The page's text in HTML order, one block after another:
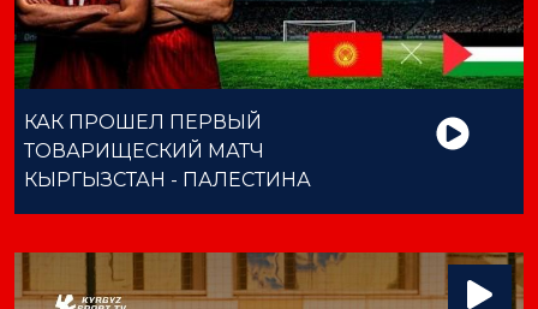
КАК ПРОШЕЛ ПЕРВЫЙ
ТОВАРИЩЕСКИЙ МАТЧ
КЫРГЫЗСТАН - ПАЛЕСТИНА